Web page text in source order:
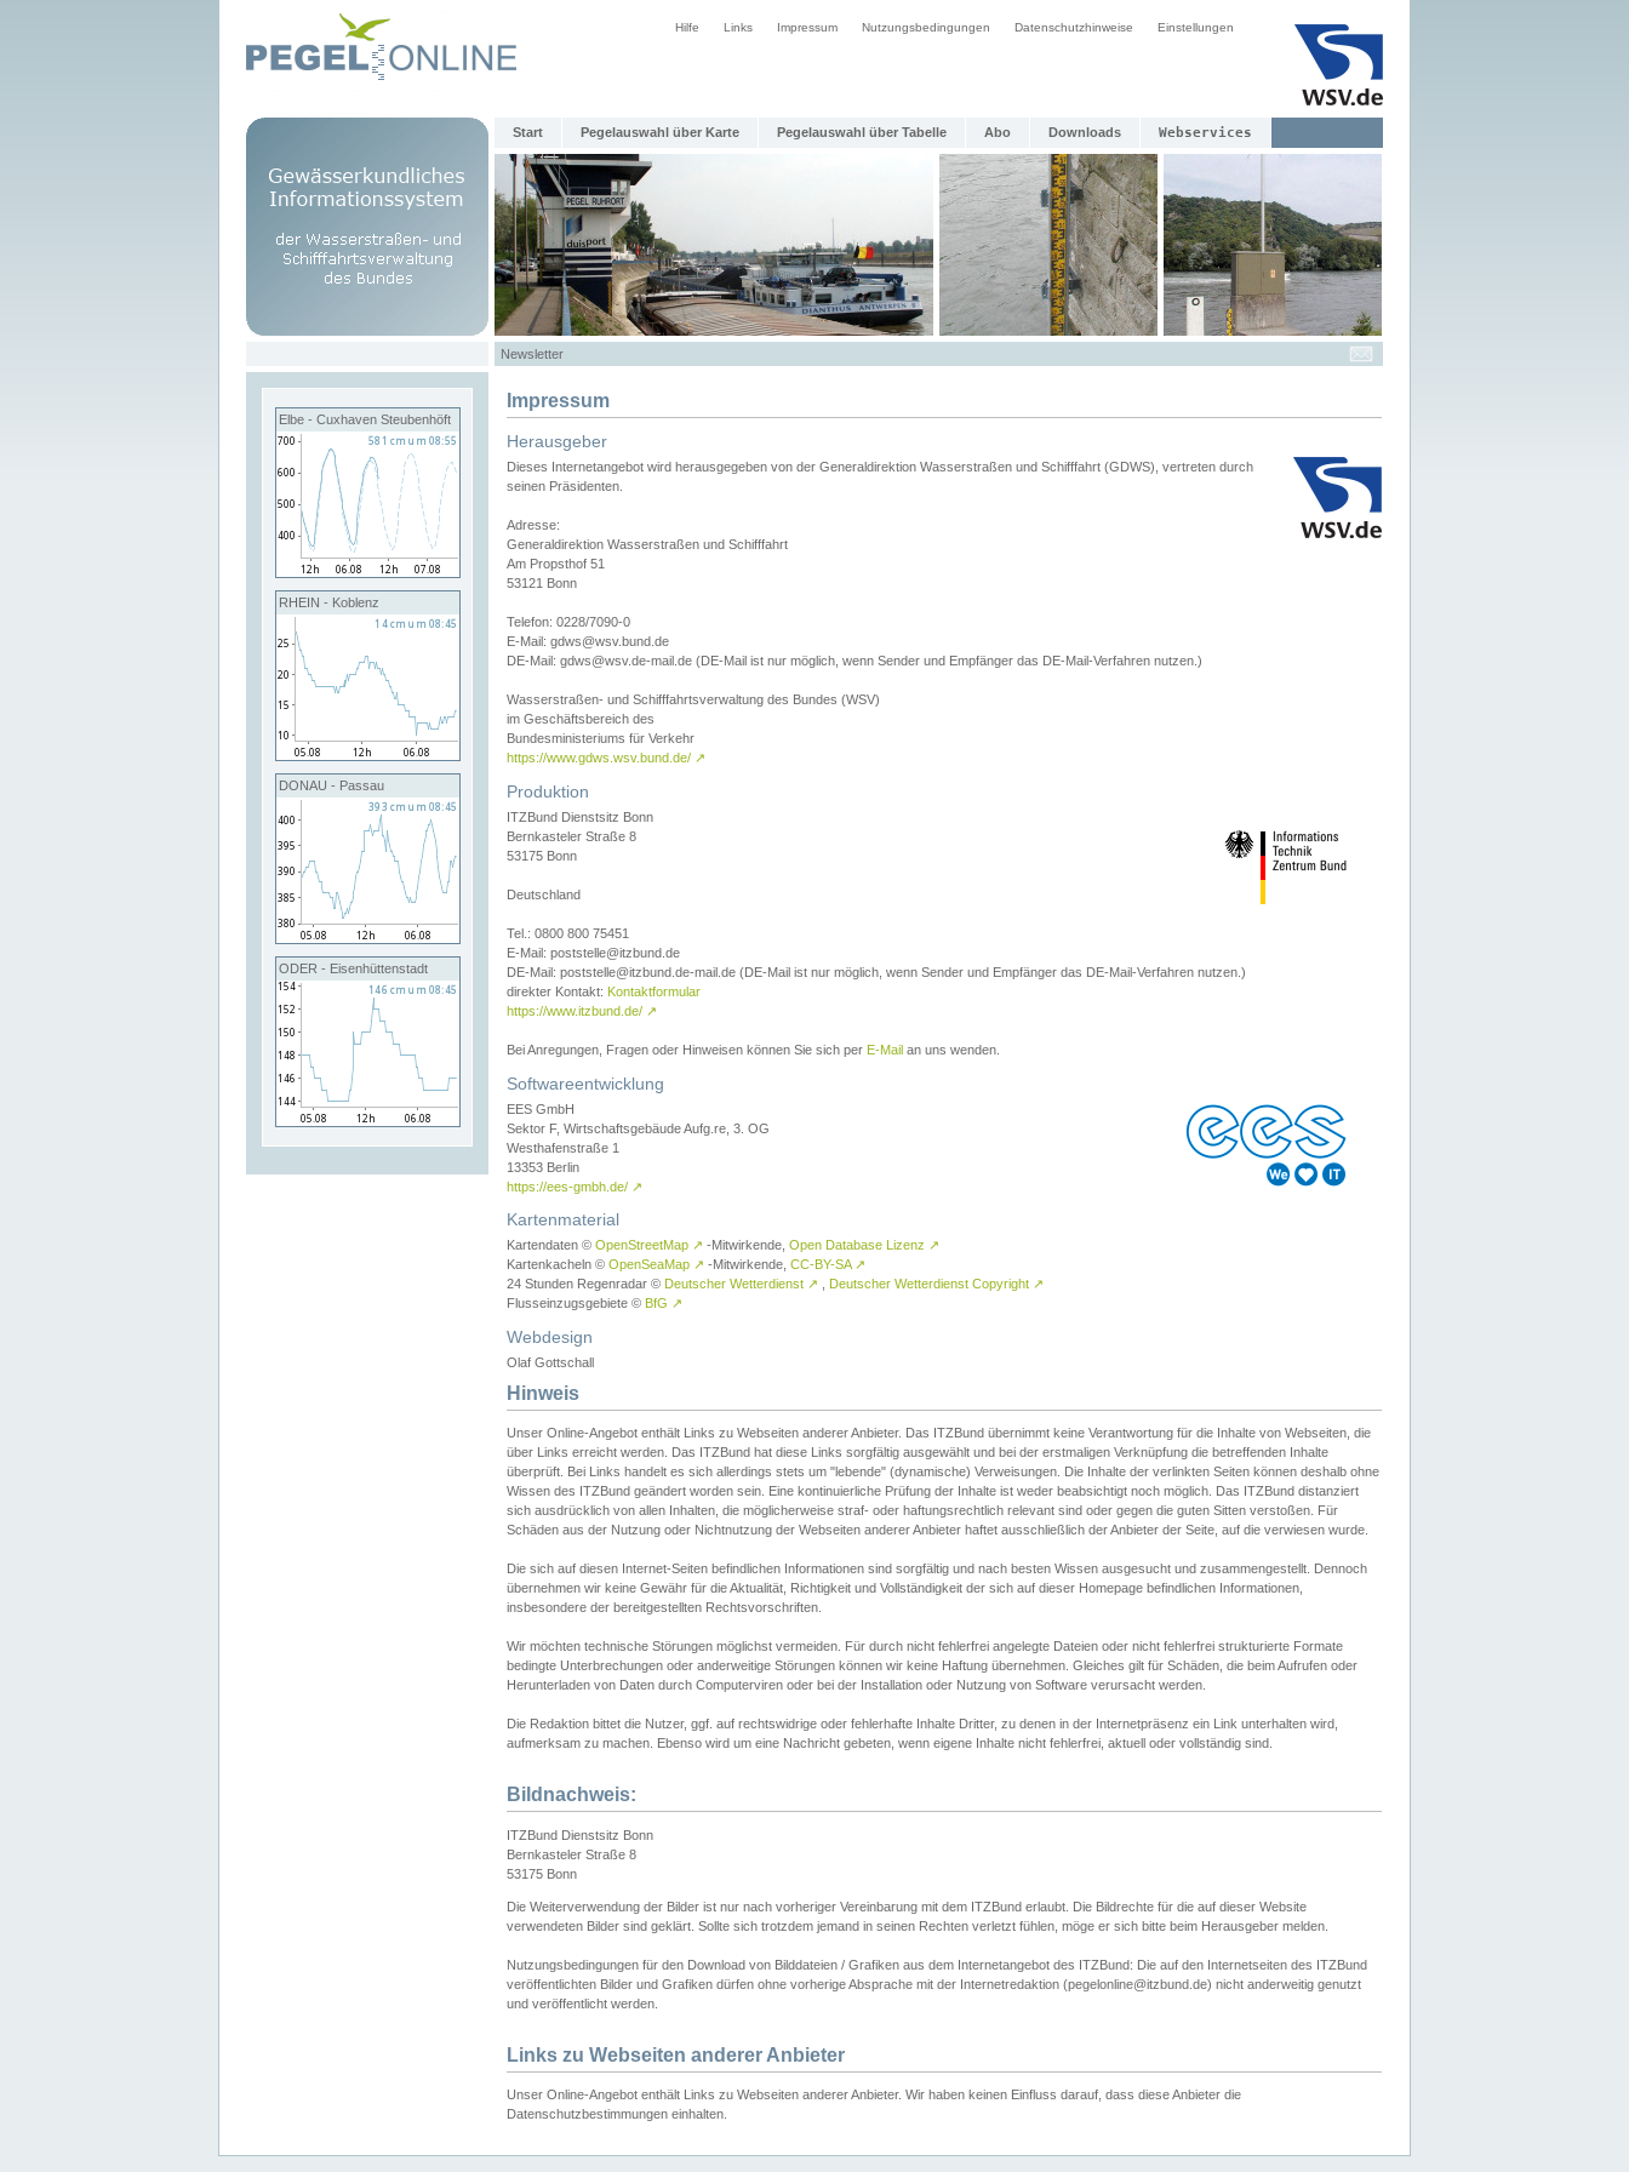
Hilfe Links Impressum Nutzungsbedingungen Datenschutzhinweise Einstellungen
Start Pegelauswahl über Karte Pegelauswahl über Tabelle Abo Downloads Webservices
Newsletter
Elbe - Cuxhaven Steubenhöft
RHEIN - Koblenz
DONAU - Passau
ODER - Eisenhüttenstadt
Impressum
Herausgeber
Dieses Internetangebot wird herausgegeben von der Generaldirektion Wasserstraßen und Schifffahrt (GDWS), vertreten durch
seinen Präsidenten.
Adresse:
Generaldirektion Wasserstraßen und Schifffahrt
Am Propsthof 51
53121 Bonn
Telefon: 0228/7090-0
E-Mail: gdws@wsv.bund.de
DE-Mail: gdws@wsv.de-mail.de (DE-Mail ist nur möglich, wenn Sender und Empfänger das DE-Mail-Verfahren nutzen.)
Wasserstraßen- und Schifffahrtsverwaltung des Bundes (WSV)
im Geschäftsbereich des
Bundesministeriums für Verkehr
https://www.gdws.wsv.bund.de/ ↗
Produktion
ITZBund Dienstsitz Bonn
Bernkasteler Straße 8
53175 Bonn
Deutschland
Tel.: 0800 800 75451
E-Mail: poststelle@itzbund.de
DE-Mail: poststelle@itzbund.de-mail.de (DE-Mail ist nur möglich, wenn Sender und Empfänger das DE-Mail-Verfahren nutzen.)
direkter Kontakt: Kontaktformular
https://www.itzbund.de/ ↗
Bei Anregungen, Fragen oder Hinweisen können Sie sich per E-Mail an uns wenden.
Softwareentwicklung
EES GmbH
Sektor F, Wirtschaftsgebäude Aufg.re, 3. OG
Westhafenstraße 1
13353 Berlin
https://ees-gmbh.de/ ↗
Kartenmaterial
Kartendaten © OpenStreetMap ↗ -Mitwirkende, Open Database Lizenz ↗
Kartenkacheln © OpenSeaMap ↗ -Mitwirkende, CC-BY-SA ↗
24 Stunden Regenradar © Deutscher Wetterdienst ↗ Deutscher Wetterdienst Copyright ↗
Flusseinzugsgebiete © BfG ↗
Webdesign
Olaf Gottschall
Hinweis
Unser Online-Angebot enthält Links zu Webseiten anderer Anbieter. Das ITZBund übernimmt keine Verantwortung für die Inhalte von Webseiten, die
über Links erreicht werden. Das ITZBund hat diese Links sorgfältig ausgewählt und bei der erstmaligen Verknüpfung die betreffenden Inhalte
überprüft. Bei Links handelt es sich allerdings stets um "lebende" (dynamische) Verweisungen. Die Inhalte der verlinkten Seiten können deshalb ohne
Wissen des ITZBund geändert worden sein. Eine kontinuierliche Prüfung der Inhalte ist weder beabsichtigt noch möglich. Das ITZBund distanziert
sich ausdrücklich von allen Inhalten, die möglicherweise straf- oder haftungsrechtlich relevant sind oder gegen die guten Sitten verstoßen. Für
Schäden aus der Nutzung oder Nichtnutzung der Webseiten anderer Anbieter haftet ausschließlich der Anbieter der Seite, auf die verwiesen wurde.
Die sich auf diesen Internet-Seiten befindlichen Informationen sind sorgfältig und nach besten Wissen ausgesucht und zusammengestellt. Dennoch
übernehmen wir keine Gewähr für die Aktualität, Richtigkeit und Vollständigkeit der sich auf dieser Homepage befindlichen Informationen,
insbesondere der bereitgestellten Rechtsvorschriften.
Wir möchten technische Störungen möglichst vermeiden. Für durch nicht fehlerfrei angelegte Dateien oder nicht fehlerfrei strukturierte Formate
bedingte Unterbrechungen oder anderweitige Störungen können wir keine Haftung übernehmen. Gleiches gilt für Schäden, die beim Aufrufen oder
Herunterladen von Daten durch Computerviren oder bei der Installation oder Nutzung von Software verursacht werden.
Die Redaktion bittet die Nutzer, ggf. auf rechtswidrige oder fehlerhafte Inhalte Dritter, zu denen in der Internetpräsenz ein Link unterhalten wird,
aufmerksam zu machen. Ebenso wird um eine Nachricht gebeten, wenn eigene Inhalte nicht fehlerfrei, aktuell oder vollständig sind.
Bildnachweis:
ITZBund Dienstsitz Bonn
Bernkasteler Straße 8
53175 Bonn
Die Weiterverwendung der Bilder ist nur nach vorheriger Vereinbarung mit dem ITZBund erlaubt. Die Bildrechte für die auf dieser Website
verwendeten Bilder sind geklärt. Sollte sich trotzdem jemand in seinen Rechten verletzt fühlen, möge er sich bitte beim Herausgeber melden.
Nutzungsbedingungen für den Download von Bilddateien / Grafiken aus dem Internetangebot des ITZBund: Die auf den Internetseiten des ITZBund
veröffentlichten Bilder und Grafiken dürfen ohne vorherige Absprache mit der Internetredaktion (pegelonline@itzbund.de) nicht anderweitig genutzt
und veröffentlicht werden.
Links zu Webseiten anderer Anbieter
Unser Online-Angebot enthält Links zu Webseiten anderer Anbieter. Wir haben keinen Einfluss darauf, dass diese Anbieter die
Datenschutzbestimmungen einhalten.